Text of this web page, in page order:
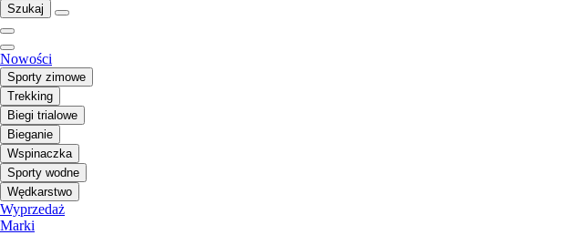
Szukaj
Nowości
Sporty zimowe
Trekking
Biegi trialowe
Bieganie
Wspinaczka
Sporty wodne
Wędkarstwo
Wyprzedaż
Marki